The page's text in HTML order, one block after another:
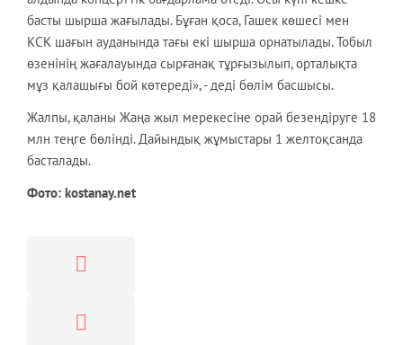
басты шырша жағылады. Бұған қоса, Гашек көшесі мен
КСК шағын ауданында тағы екі шырша орнатылады. Тобыл
өзенінің жағалауында сырғанақ тұрғызылып, орталықта
мұз қалашығы бой көтереді», - деді бөлім басшысы.
Жалпы, қаланы Жаңа жыл мерекесіне орай безендіруге 18
млн теңге бөлінді. Дайындық жұмыстары 1 желтоқсанда
басталады.
Фото: kostanay.net